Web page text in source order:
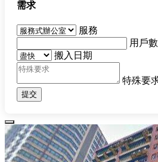
需求
服務
用戶
搬入日期
特殊要
提交